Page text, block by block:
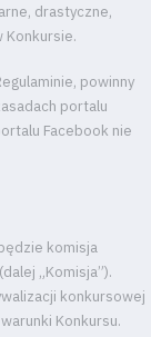
drastyczne,
Konkursie.
powinny
portalu
Facebook nie
komisja
„Komisja”).
konkursowej
Konkursu.